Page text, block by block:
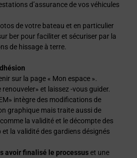
d’assurance de vos véhicules
de votre bateau et en particulier
ber pour faciliter et sécuriser par la
de hissage à terre.
sur la page « Mon espace ».
renouveler» et laissez -vous guider.
intègre des modifications de
graphique mais traite aussi de
la validité et le décompte des
et la validité des gardiens désignés
avoir finalisé le processuset une